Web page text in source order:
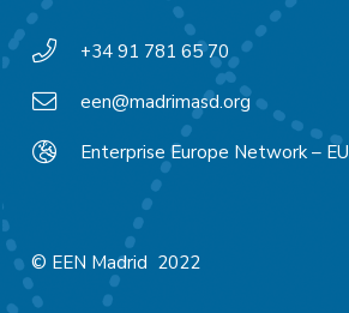
+34 91 781 65 70
een@madrimasd.org
Enterprise Europe Network – EU
© EEN Madrid 2022